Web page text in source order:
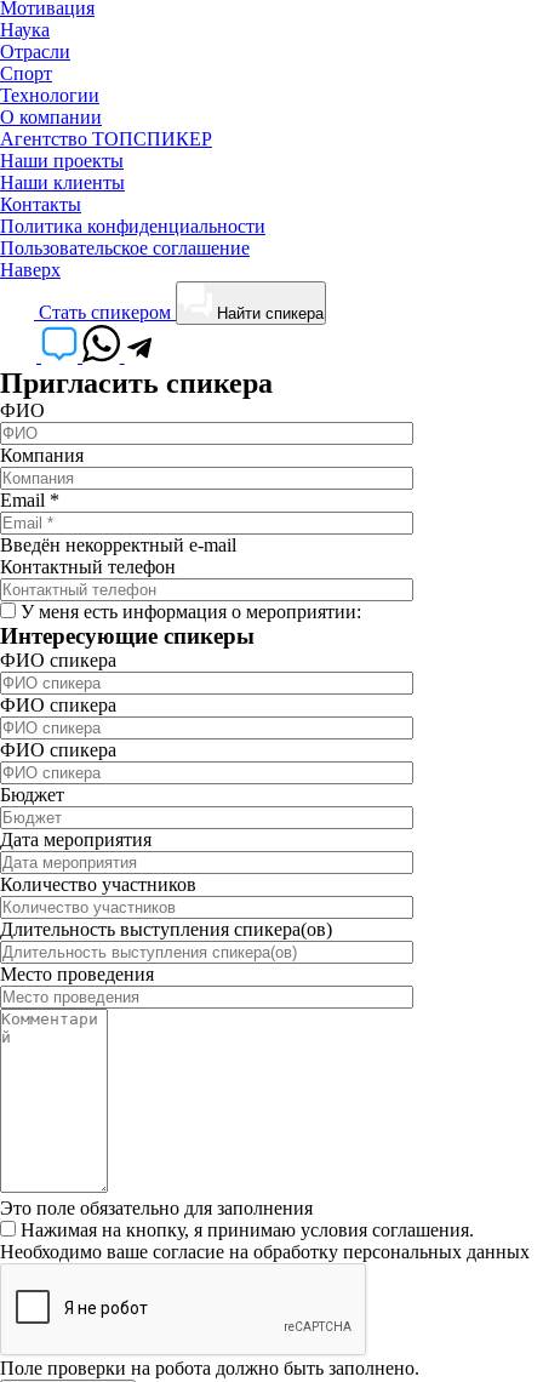
Мотивация
Наука
Отрасли
Спорт
Технологии
О компании
Агентство ТОПСПИКЕР
Наши проекты
Наши клиенты
Контакты
Политика конфиденциальности
Пользовательское соглашение
Наверх
Cтать спикером Найти спикера
Пригласить спикера
ФИО
Компания
Email *
Введён некорректный e-mail
Контактный телефон
У меня есть информация о мероприятии:
Интересующие спикеры
ФИО спикера
ФИО спикера
ФИО спикера
Бюджет
Дата мероприятия
Количество участников
Длительность выступления спикера(ов)
Место проведения
Это поле обязательно для заполнения
Нажимая на кнопку, я принимаю условия соглашения.
Необходимо ваше согласие на обработку персональных данных
Поле проверки на робота должно быть заполнено.